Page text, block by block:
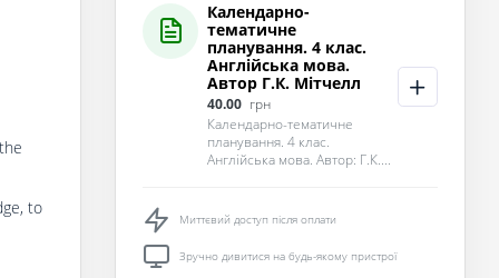
to
Календарно-
тематичне
планування. 4 клас.
Англійська мова.
Автор Г.К. Мітчелл
40.00 грн
Календарно-тематичне
планування. 4 клас.
Англійська мова. Автор: Г.К....
Миттєвий доступ після оплати
Зручно дивитися на будь-якому пристрої